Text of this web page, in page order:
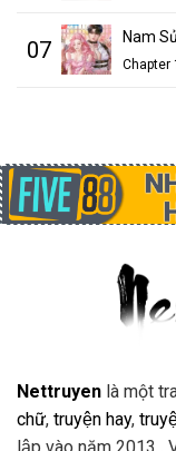
07 Nam
Chapter
Nettruyen là một
chữ, truyện hay,
lập vào năm 2013 .